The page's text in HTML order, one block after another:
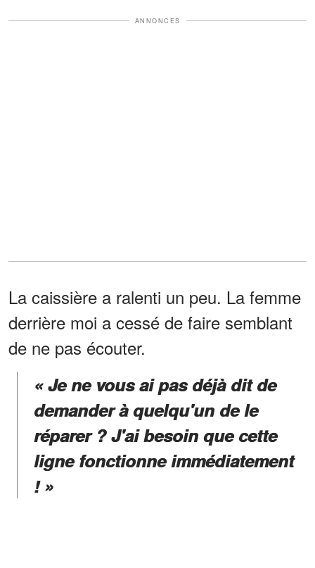
ANNONCES
La caissière a ralenti un peu. La femme
derrière moi a cessé de faire semblant
de ne pas écouter.
« Je ne vous ai pas déjà dit de
demander à quelqu'un de le
réparer ? J'ai besoin que cette
ligne fonctionne immédiatement
! »